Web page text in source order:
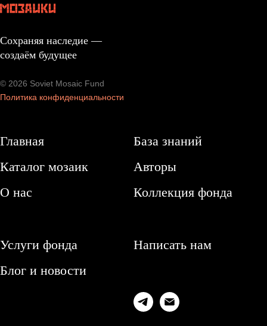
Сохраняя наследие —
создаём будущее
© 2026 Soviet Mosaic Fund
Политика конфиденциальности
Главная
Каталог мозаик
О нас
База знаний
Авторы
Коллекция фонда
Услуги фонда
Блог и новости
Написать нам